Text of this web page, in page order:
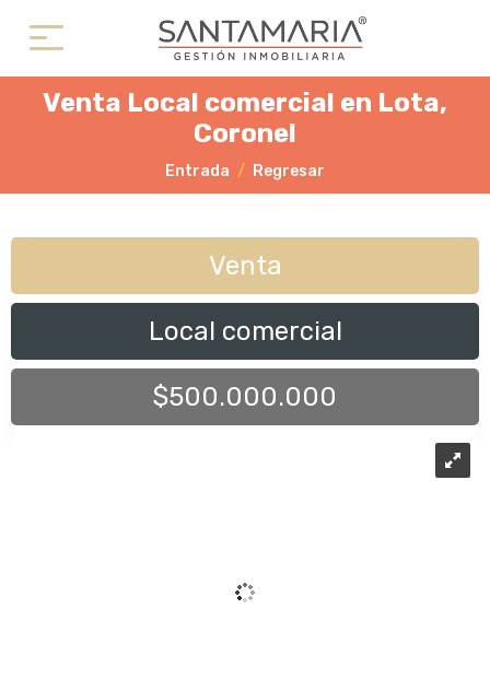
Venta Local comercial en Lota,
Coronel
Entrada Regresar
Venta
Local comercial
$500.000.000